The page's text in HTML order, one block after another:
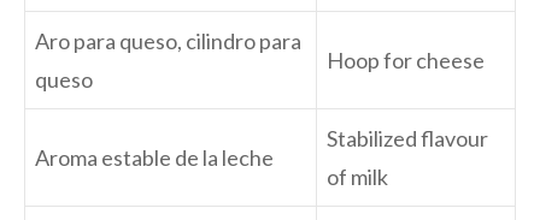
Aro para queso, cilindro para
queso
Hoop for cheese
Aroma estable de la leche
Stabilized flavour
of milk